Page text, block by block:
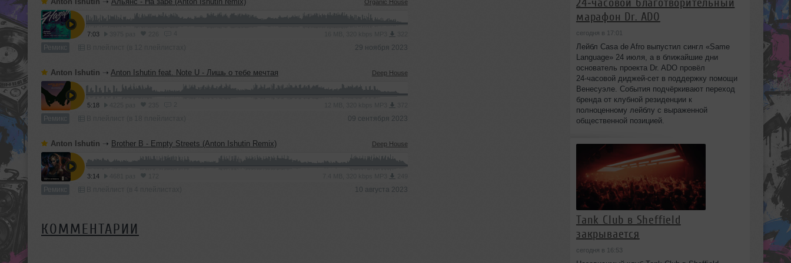
Organic House
7:03
Ремикс 29 ноября 2023
Anton Ishutin ➝ Anton Ishutin feat. Note U - Лишь о тебе мечтая Deep House
5:18
Ремикс 09 сентября 2023
Anton Ishutin ➝ Brother B - Empty Streets (Anton Ishutin Remix) Deep House
3:14
Ремикс 10 августа 2023
КОММЕНТАРИИ
марафон Dr. ADO
сегодня в 17:01
Лейбл Casa de Afro выпустил сингл «Same
Language» 24 июля, а в ближайшие дни
основатель проекта Dr. ADO провёл
24‑часовой диджей‑сет в поддержку помощи
Венесуэле. События подчёркивают переход
бренда от клубной резиденции к
полноценному лейблу с выраженной
общественной позицией.
Tank Club в Sheffield
закрывается
сегодня в 16:53